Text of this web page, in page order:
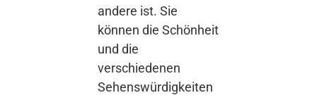
andere ist. Sie
können die Schönheit
und die
verschiedenen
Sehenswürdigkeiten